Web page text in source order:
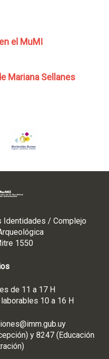
el MuMI
Mariana Sellanes
Identidades / Complejo
1550
de 11 a 17 H
10 a 16 H
y 8247 (Educación